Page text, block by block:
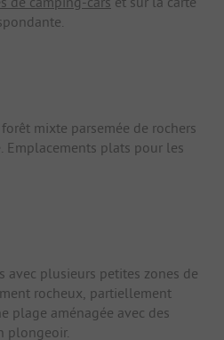
mixte parsemée de rochers
Emplacements plats pour les
avec plusieurs petites zones de
rocheux, partiellement
plage aménagée avec des
plongeoir.